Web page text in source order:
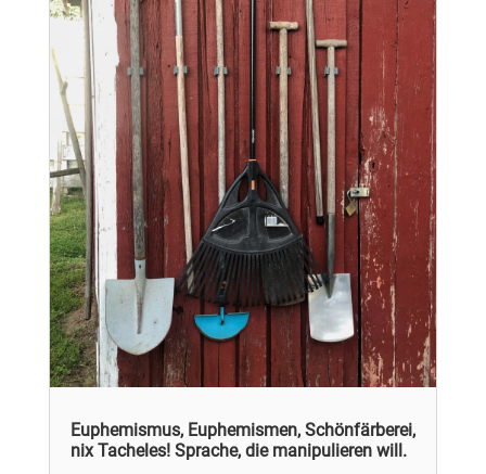
Euphemismus, Euphemismen, Schönfärberei,
nix Tacheles! Sprache, die manipulieren will.